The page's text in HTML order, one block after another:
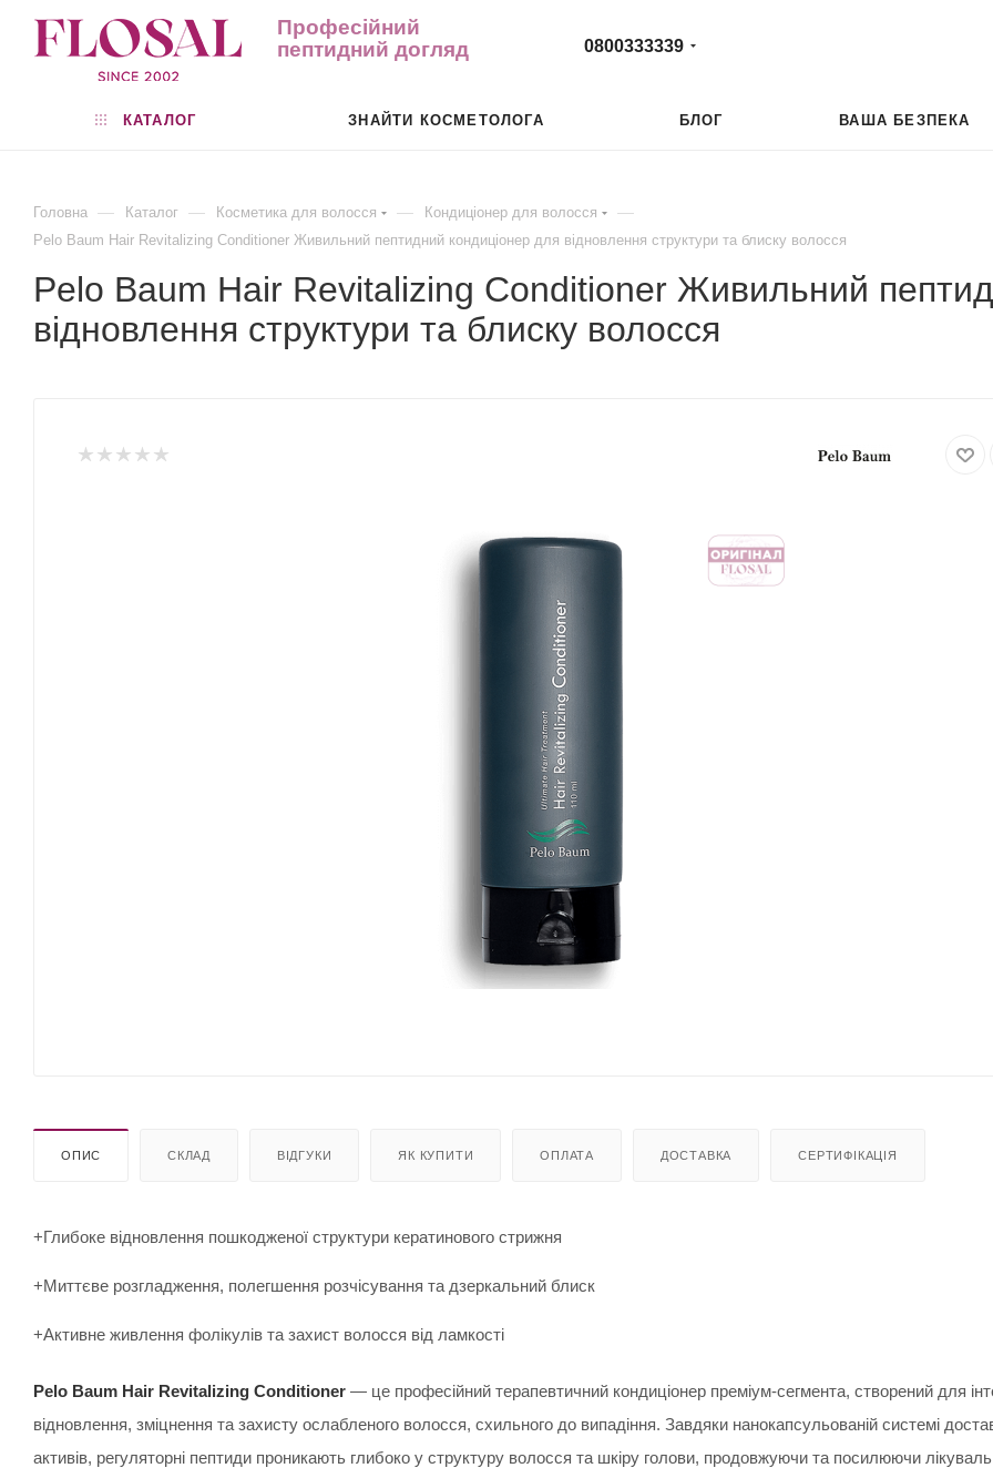
Професійний
пептидний догляд
0800333339
КАТАЛОГ ЗНАЙТИ КОСМЕТОЛОГА БЛОГ ВАША БЕЗПЕКА
Головна — Каталог — Косметика для волосся — Кондиціонер для волосся —
Pelo Baum Hair Revitalizing Conditioner Живильний пептидний кондиціонер для відновлення структури та блиску волосся
Pelo Baum Hair Revitalizing Conditioner Живильний
відновлення структури та блиску волосся
ОПИС СКЛАД ВІДГУКИ ЯК КУПИТИ ОПЛАТА ДОСТАВКА СЕРТИФІКАЦІЯ
+Глибоке відновлення пошкодженої структури кератинового стрижня
+Миттєве розгладження, полегшення розчісування та дзеркальний блиск
+Активне живлення фолікулів та захист волосся від ламкості
Pelo Baum Hair Revitalizing Conditioner — це професійний терапевтичний кондиціонер преміум-сегмента, створений для
відновлення, зміцнення та захисту ослабленого волосся, схильного до випадіння. Завдяки нанокапсульованій системі
активів, регуляторні пептиди проникають глибоко у структуру волосся та шкіру голови, продовжуючи та посилюючи